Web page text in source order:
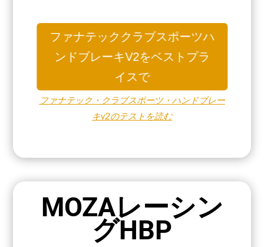
ファナテッククラブスポーツハ
ンドブレーキV2をベストプラ
イスで
ファナテック・クラブスポーツ・ハンドブレー
キv2のテストを読む
MOZAレーシン
グHBP